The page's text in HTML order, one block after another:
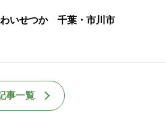
いせつか 千葉・市川市
事一覧